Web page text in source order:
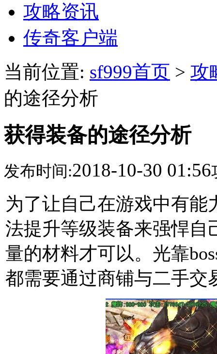
攻略资讯
传奇客户端
当前位置: sf999首页 > 攻
的途径分析
获得装备的途径分析
发布时间:2018-10-30 01:56
为了让自己在游戏中有
法提升等级装备来强悍自
量的材料才可以。光靠
都需要通过商铺与二手交